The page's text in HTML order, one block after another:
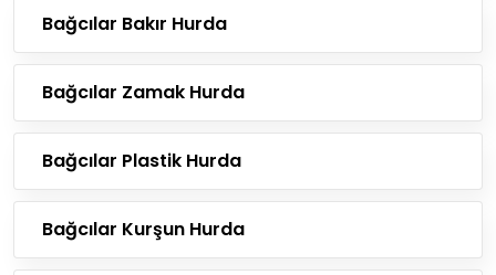
Bağcılar Bakır Hurda
Bağcılar Zamak Hurda
Bağcılar Plastik Hurda
Bağcılar Kurşun Hurda